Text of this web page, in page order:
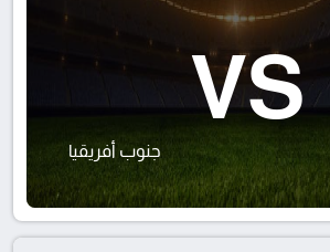
VS
جنوب أفريقيا